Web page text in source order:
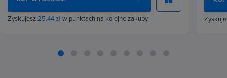
Zyskujesz25.44 złw punktach na kolejne zakupy.